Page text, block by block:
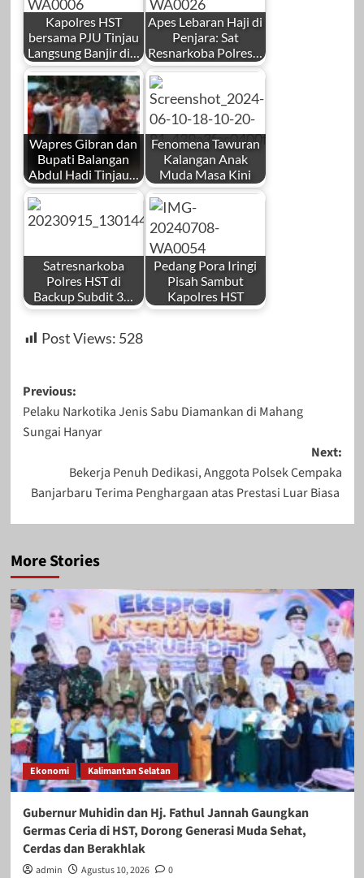
Kapolres HST
bersama PJU Tinjau
Langsung Banjir di…
Apes Lebaran Haji di
Penjara: Sat
Resnarkoba Polres…
Wapres Gibran dan
Bupati Balangan
Abdul Hadi Tinjau…
Fenomena Tawuran
Kalangan Anak
Muda Masa Kini
Satresnarkoba
Polres HST di
Backup Subdit 3…
Pedang Pora Iringi
Pisah Sambut
Kapolres HST
Post Views: 528
Post
navigation
Previous:
Pelaku Narkotika Jenis Sabu Diamankan di Mahang
Sungai Hanyar
Next:
Bekerja Penuh Dedikasi, Anggota Polsek Cempaka
Banjarbaru Terima Penghargaan atas Prestasi Luar Biasa
More Stories
Ekonomi Kalimantan Selatan
Gubernur Muhidin dan Hj. Fathul Jannah Gaungkan
Germas Ceria di HST, Dorong Generasi Muda Sehat,
Cerdas dan Berakhlak
admin Agustus 10, 2026 0